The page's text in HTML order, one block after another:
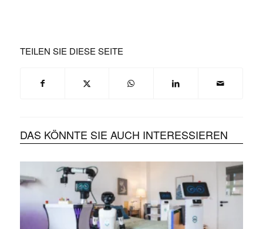
TEILEN SIE DIESE SEITE
DAS KÖNNTE SIE AUCH INTERESSIEREN